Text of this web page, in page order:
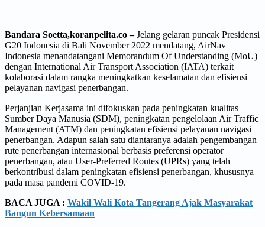
Bandara Soetta,koranpelita.co –Jelang gelaran puncak Presidensi
G20 Indonesia di Bali November 2022 mendatang, AirNav
Indonesia menandatangani Memorandum Of Understanding (MoU)
dengan International Air Transport Association (IATA) terkait
kolaborasi dalam rangka meningkatkan keselamatan dan efisiensi
pelayanan navigasi penerbangan.
Perjanjian Kerjasama ini difokuskan pada peningkatan kualitas
Sumber Daya Manusia (SDM), peningkatan pengelolaan Air Traffic
Management (ATM) dan peningkatan efisiensi pelayanan navigasi
penerbangan. Adapun salah satu diantaranya adalah pengembangan
rute penerbangan internasional berbasis preferensi operator
penerbangan, atau User-Preferred Routes (UPRs) yang telah
berkontribusi dalam peningkatan efisiensi penerbangan, khususnya
pada masa pandemi COVID-19.
BACA JUGA : Wakil Wali Kota Tangerang Ajak Masyarakat
Bangun Kebersamaan